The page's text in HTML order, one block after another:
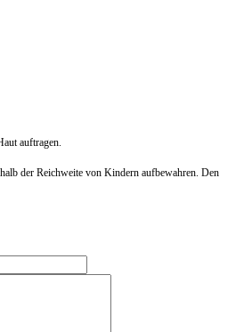
auftragen.
der Reichweite von Kindern aufbewahren. Den